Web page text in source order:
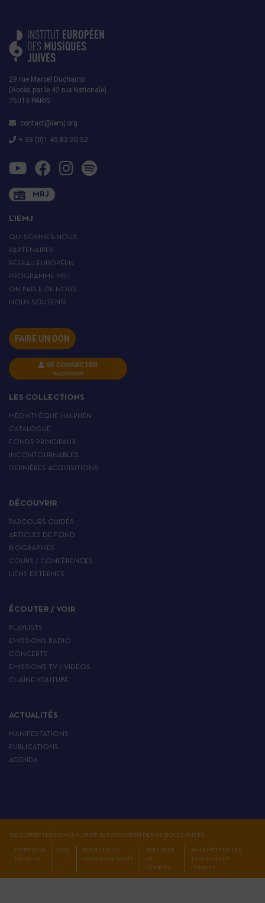
29 rue Marcel Duchamp
(Accès par le 42 rue Nationale)
75013 PARIS
contact@iemj.org
+ 33 (0)1 45 82 20 52
MRJ
L’IEMJ
QUI SOMMES-NOUS
PARTENAIRES
RÉSEAU EUROPÉEN
PROGRAMME MRJ
ON PARLE DE NOUS
NOUS SOUTENIR
FAIRE UN DON
SE CONNECTER
INSCRIPTION
LES COLLECTIONS
MÉDIATHÈQUE HALPHEN
CATALOGUE
FONDS PRINCIPAUX
INCONTOURNABLES
DERNIÈRES ACQUISITIONS
DÉCOUVRIR
PARCOURS GUIDÉS
ARTICLES DE FOND
BIOGRAPHIES
COURS / CONFÉRENCES
LIENS EXTERNES
ÉCOUTER / VOIR
PLAYLISTS
EMISSIONS RADIO
CONCERTS
ÉMISSIONS TV / VIDÉOS
CHAÎNE YOUTUBE
ACTUALITÉS
MANIFESTATIONS
PUBLICATIONS
AGENDA
TOUS DROITS RÉSERVÉS À L'INSTITUT EUROPÉEN DES MUSIQUES JUIVES
MENTIONS
LÉGALES
CGV
POLITIQUE DE
CONFIDENTIALITÉ
POLITIQUE
DE
COOKIES
PARAMÉTRER LES
TRACEURS ET
COOKIES